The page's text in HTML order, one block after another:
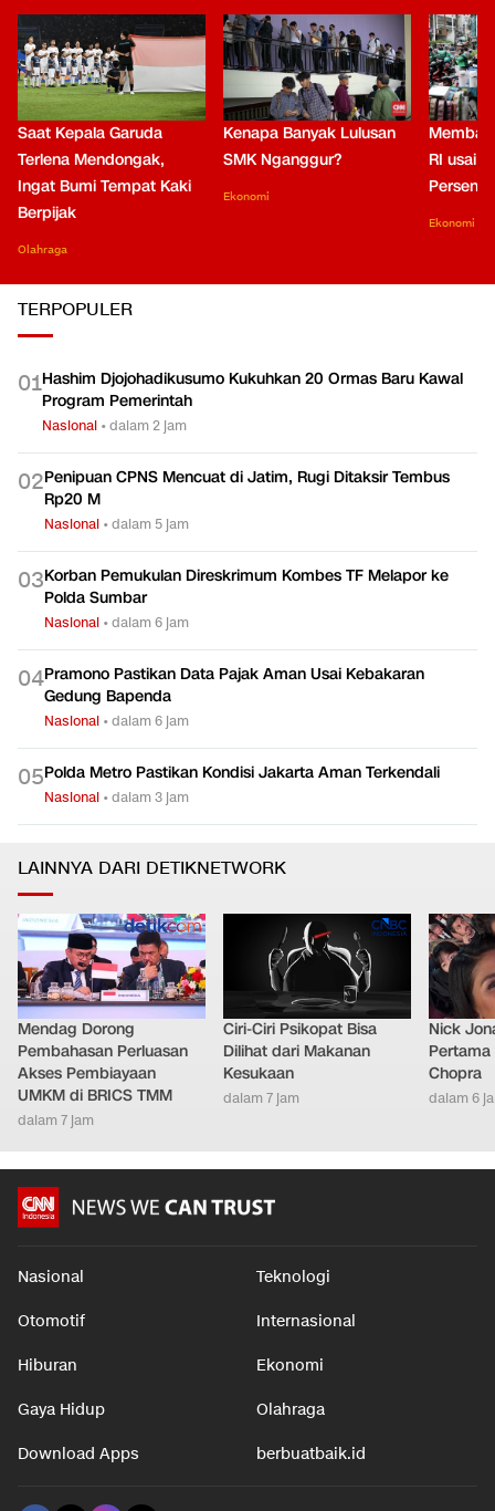
Saat Kepala Garuda
Terlena Mendongak,
Ingat Bumi Tempat Kaki
Berpijak
Olahraga
Kenapa Banyak Lulusan
SMK Nganggur?
Ekonomi
RI usai
Persen
Ekonomi
TERPOPULER
01Hashim Djojohadikusumo Kukuhkan 20 Ormas Baru Kawal
Program Pemerintah
Nasional •dalam 2 jam
02Penipuan CPNS Mencuat di Jatim, Rugi Ditaksir Tembus
Rp20 M
Nasional •dalam 5 jam
03Korban Pemukulan Direskrimum Kombes TF Melapor ke
Polda Sumbar
Nasional •dalam 6 jam
04Pramono Pastikan Data Pajak Aman Usai Kebakaran
Gedung Bapenda
Nasional •dalam 6 jam
05Polda Metro Pastikan Kondisi Jakarta Aman Terkendali
Nasional •dalam 3 jam
LAINNYA DARI DETIKNETWORK
Mendag Dorong
Pembahasan Perluasan
Akses Pembiayaan
UMKM di BRICS TMM
dalam 7 jam
Ciri-Ciri Psikopat Bisa
Dilihat dari Makanan
Kesukaan
dalam 7 jam
Nick
Chopra
dalam 6
Nasional Teknologi
Otomotif Internasional
Hiburan Ekonomi
Gaya Hidup Olahraga
Download Apps berbuatbaik.id